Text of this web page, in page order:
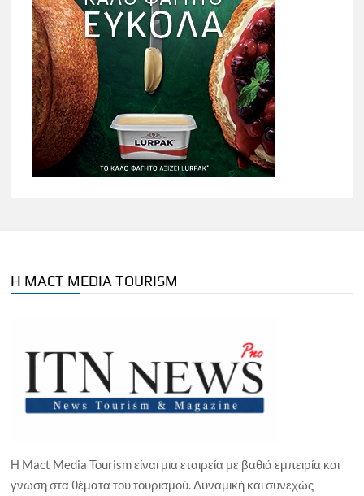
Η MACT MEDIA TOURISM
Η Mact Media Tourism είναι μια εταιρεία με βαθιά εμπειρία και
γνώση στα θέματα του τουρισμού. Δυναμική και συνεχώς